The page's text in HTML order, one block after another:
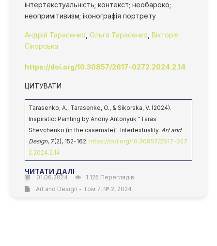
інтертекстуальність; контекст; необароко;
неопримітивизм; іконографія портрету
Андрій Тарасенко Ольга Тарасенко Вікторія
Сікорська
https://doi.org/10.30857/2617-0272.2024.2.14
ЦИТУВАТИ
Tarasenko, А., Tarasenko, O., & Sikorska, V. (2024).
Inspiratio: Painting by Andriy Antonyuk "Taras
Shevchenko (in the casemate)". Intertextuality. Art and
Design, 7(2), 152-162. https://doi.org/10.30857/2617-027
2.2024.2.14
ЧИТАТИ ДАЛІ
01.06.2024
1 125 Переглядів
Art and Design - Том 7, № 2, 2024